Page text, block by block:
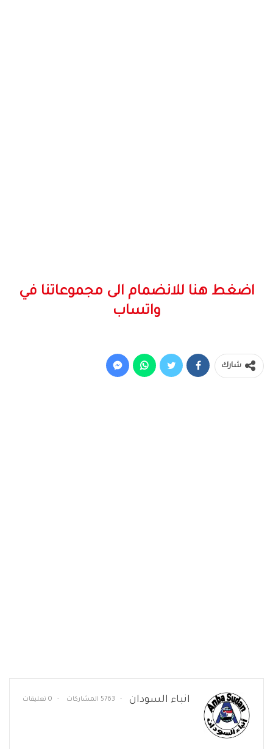
اضغط هنا للانضمام الى مجموعاتنا في
واتساب
شارك
انباء السودان 5763 المشاركات 0 تعليقات